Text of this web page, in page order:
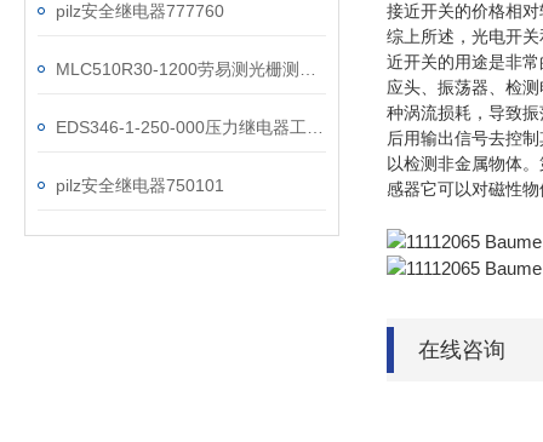
pilz安全继电器777760
pilz安全继电器750101
接近开关的价格相
综上所述，光电开
近开关的用途是非
应头、振荡器、检
种涡流损耗，导致
后用输出信号去控
以检测非金属物体
感器它可以对磁性
在线咨询